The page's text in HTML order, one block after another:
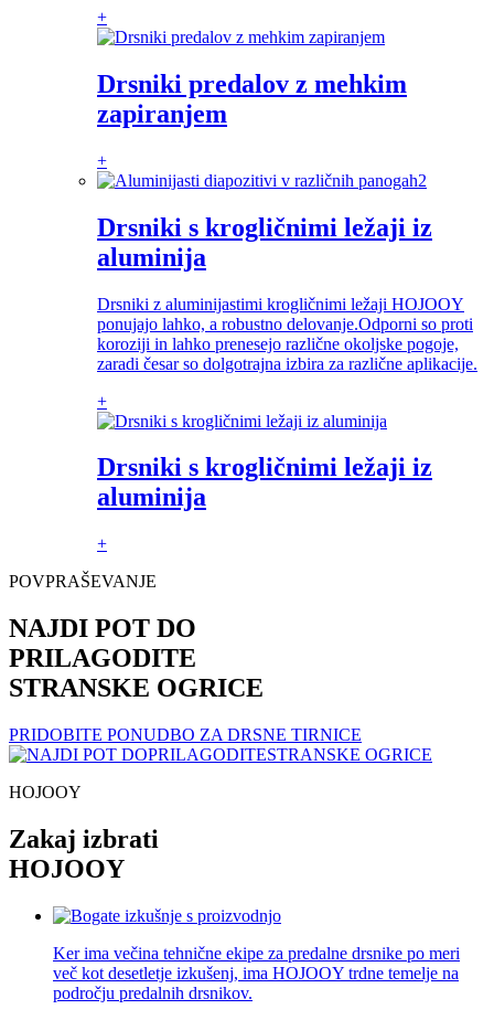
+
Drsniki predalov z mehkim
zapiranjem
+
Drsniki s krogličnimi ležaji iz
aluminija
Drsniki z aluminijastimi krogličnimi ležaji HOJOOY
ponujajo lahko, a robustno delovanje.Odporni so proti
koroziji in lahko prenesejo različne okoljske pogoje,
zaradi česar so dolgotrajna izbira za različne aplikacije.
+
Drsniki s krogličnimi ležaji iz
aluminija
+
POVPRAŠEVANJE
NAJDI POT DO
PRILAGODITE
STRANSKE OGRICE
PRIDOBITE PONUDBO ZA DRSNE TIRNICE
HOJOOY
Zakaj izbrati
HOJOOY
Ker ima večina tehnične ekipe za predalne drsnike po meri
več kot desetletje izkušenj, ima HOJOOY trdne temelje na
področju predalnih drsnikov.